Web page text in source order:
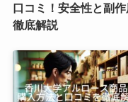
口コミ！安全性と副作
徹底解説